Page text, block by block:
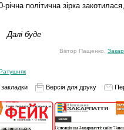
політична зірка
Далі буде
Віктор Пащенко,
Версія для друку